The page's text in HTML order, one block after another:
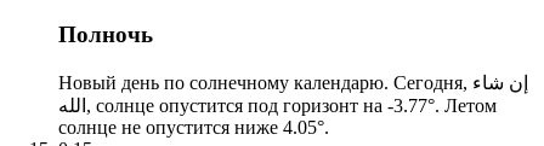
Полночь
Новый день по солнечному календарю. Сегодня, إن شاء
الله, солнце опустится под горизонт на -3.77°. Летом
солнце не опустится ниже 4.05°.